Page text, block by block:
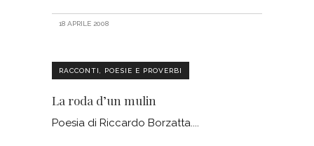
18 APRILE 2008
RACCONTI, POESIE E PROVERBI
La roda d’un mulin
Poesia di Riccardo Borzatta.